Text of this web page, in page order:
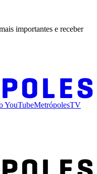
importantes e receber
YouTubeMetrópolesTV